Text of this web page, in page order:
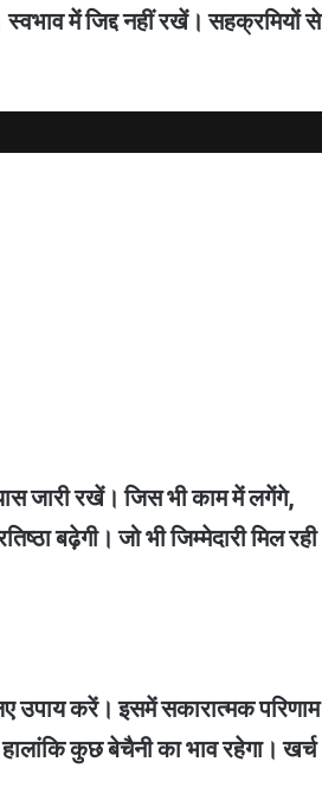
में जिद्द नहीं रखें। सहक्रमियों से
जारी रखें। जिस भी काम में लगेंगे,
बढ़ेगी। जो भी जिम्मेदारी मिल रही
उपाय करें। इसमें सकारात्मक परिणाम
कुछ बेचैनी का भाव रहेगा। खर्च